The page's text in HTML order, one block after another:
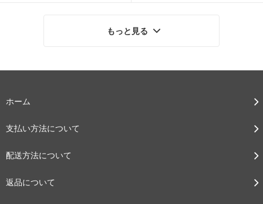
もっと見る
ホーム
支払い方法について
配送方法について
返品について